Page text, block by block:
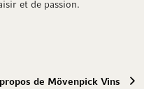
et de passion.
de Mövenpick Vins